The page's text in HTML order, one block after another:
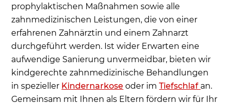
prophylaktischen Maßnahmen sowie alle
zahnmedizinischen Leistungen, die von einer
erfahrenen Zahnärztin und einem Zahnarzt
durchgeführt werden. Ist wider Erwarten eine
aufwendige Sanierung unvermeidbar, bieten wir
kindgerechte zahnmedizinische Behandlungen
in spezieller Kindernarkose oder imTiefschlaf an.
Gemeinsam mit Ihnen als Eltern fördern wir für Ihr